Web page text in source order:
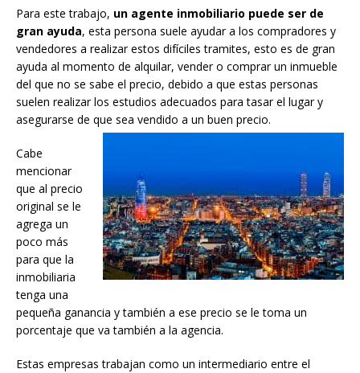
Para este trabajo, un agente inmobiliario puede ser de
gran ayuda, esta persona suele ayudar a los compradores y
vendedores a realizar estos difíciles tramites, esto es de gran
ayuda al momento de alquilar, vender o comprar un inmueble
del que no se sabe el precio, debido a que estas personas
suelen realizar los estudios adecuados para tasar el lugar y
asegurarse de que sea vendido a un buen precio.
Cabe
mencionar
que al precio
original se le
agrega un
poco más
para que la
inmobiliaria
tenga una
pequeña ganancia y también a ese precio se le toma un
porcentaje que va también a la agencia.
Estas empresas trabajan como un intermediario entre el